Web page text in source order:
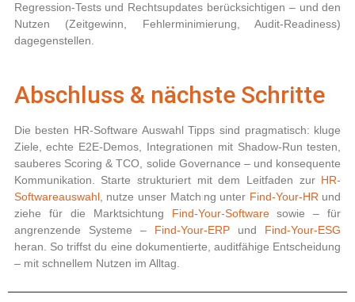
Regression-Tests und Rechtsupdates berücksichtigen – und den
Nutzen (Zeitgewinn, Fehlerminimierung, Audit-Readiness)
dagegenstellen.
Abschluss & nächste Schritte
Die besten HR-Software Auswahl Tipps sind pragmatisch: kluge
Ziele, echte E2E-Demos, Integrationen mit Shadow-Run testen,
sauberes Scoring & TCO, solide Governance – und konsequente
Kommunikation. Starte strukturiert mit dem Leitfaden zur HR-
Softwareauswahl, nutze unser Matching unter Find-Your-HRund
ziehe für die Marktsichtung Find-Your-Softwaresowie – für
angrenzende Systeme – Find-Your-ERP und Find-Your-ESG
heran. So triffst du eine dokumentierte, auditfähige Entscheidung
– mit schnellem Nutzen im Alltag.